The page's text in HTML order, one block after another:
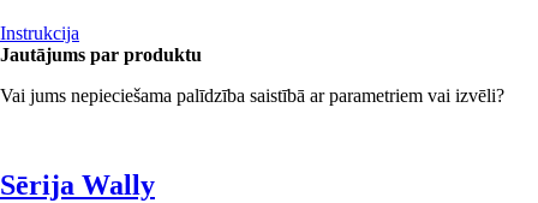
Instrukcija
Jautājums par produktu
Vai jums nepieciešama palīdzība saistībā ar parametriem vai izvēli?
Sērija Wally